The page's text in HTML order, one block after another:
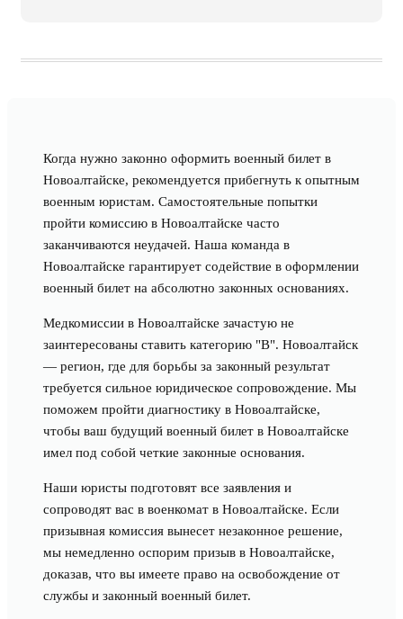
Когда нужно законно оформить военный билет в
Новоалтайске, рекомендуется прибегнуть к опытным
военным юристам. Самостоятельные попытки
пройти комиссию в Новоалтайске часто
заканчиваются неудачей. Наша команда в
Новоалтайске гарантирует содействие в оформлении
военный билет на абсолютно законных основаниях.
Медкомиссии в Новоалтайске зачастую не
заинтересованы ставить категорию "В". Новоалтайск
— регион, где для борьбы за законный результат
требуется сильное юридическое сопровождение. Мы
поможем пройти диагностику в Новоалтайске,
чтобы ваш будущий военный билет в Новоалтайске
имел под собой четкие законные основания.
Наши юристы подготовят все заявления и
сопроводят вас в военкомат в Новоалтайске. Если
призывная комиссия вынесет незаконное решение,
мы немедленно оспорим призыв в Новоалтайске,
доказав, что вы имеете право на освобождение от
службы и законный военный билет.